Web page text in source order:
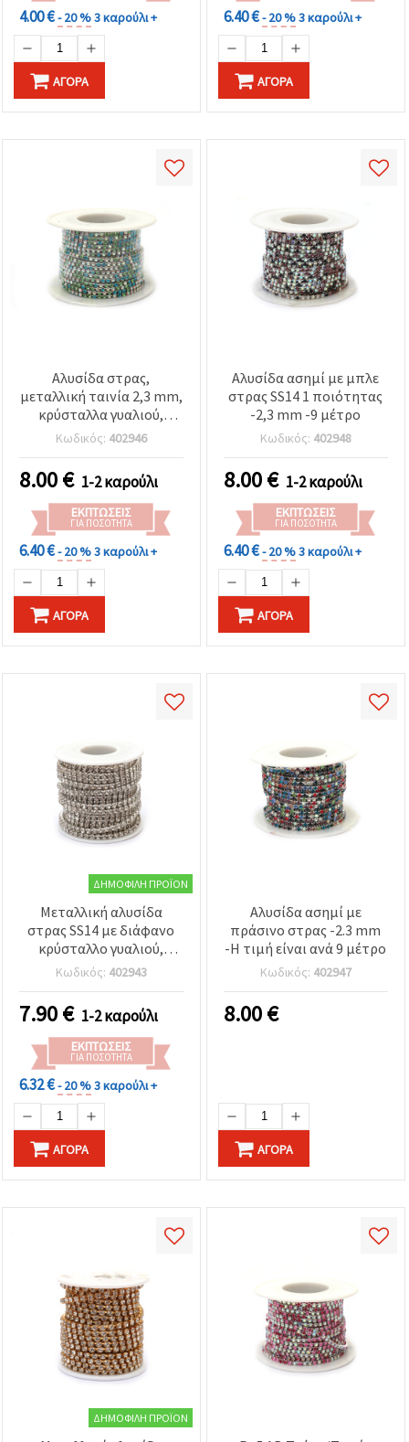
4.00 €- 20 %3 καρούλι +
ΑΓΟΡΆ
6.40 €- 20 %3 καρούλι +
ΑΓΟΡΆ
Αλυσίδα στρας,
μεταλλική ταινία 2,3 mm,
κρύσταλλα γυαλιού,
μεικτά χρώματα μπλε,
πράσινο και διάφανο
ιριδίζον (Rainbow), SS6, 9
μέτρα
Κωδικός: 402946
8.00€ 1-2 καρούλι
ΕΚΠΤΏΣΕΙΣ
ΓΙΑ ΠΟΣΌΤΗΤΑ
6.40 €- 20 %3 καρούλι +
ΑΓΟΡΆ
Αλυσίδα ασημί με μπλε
στρας SS14 1 ποιότητας
-2,3 mm -9 μέτρο
Κωδικός: 402948
8.00€ 1-2 καρούλι
ΕΚΠΤΏΣΕΙΣ
ΓΙΑ ΠΟΣΌΤΗΤΑ
6.40 €- 20 %3 καρούλι +
ΑΓΟΡΆ
ΔΗΜΟΦΙΛΉ ΠΡΟΪΌΝ
Μεταλλική αλυσίδα
στρας SS14 με διάφανο
κρύσταλλο γυαλιού,
ασημί, 3,4 mm, 9 μέτρα –
για κατασκευή
κοσμημάτων &
χειροτεχνίες
Κωδικός: 402943
7.90€ 1-2 καρούλι
ΕΚΠΤΏΣΕΙΣ
ΓΙΑ ΠΟΣΌΤΗΤΑ
6.32 €- 20 %3 καρούλι +
ΑΓΟΡΆ
Αλυσίδα ασημί με
πράσινο στρας -2.3 mm
-Η τιμή είναι ανά 9 μέτρο
Κωδικός: 402947
8.00€
ΑΓΟΡΆ
ΔΗΜΟΦΙΛΉ ΠΡΟΪΌΝ